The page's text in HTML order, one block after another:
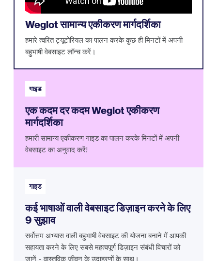
Weglot सामान्य एकीकरण मार्गदर्शिका
हमारे त्वरित ट्यूटोरियल का पालन करके कुछ ही मिनटों में अपनी
बहुभाषी वेबसाइट लॉन्च करें।
गाइड
एक कदम दर कदम Weglot एकीकरण
मार्गदर्शिका
हमारी सामान्य एकीकरण गाइड का पालन करके मिनटों में अपनी
वेबसाइट का अनुवाद करें!
गाइड
कई भाषाओं वाली वेबसाइट डिज़ाइन करने के लिए
9 सुझाव
सर्वोत्तम अभ्यास वाली बहुभाषी वेबसाइट की योजना बनाने में आपकी
सहायता करने के लिए सबसे महत्वपूर्ण डिज़ाइन संबंधी विचारों को
जानें - वास्तविक जीवन के उदाहरणों के साथ।